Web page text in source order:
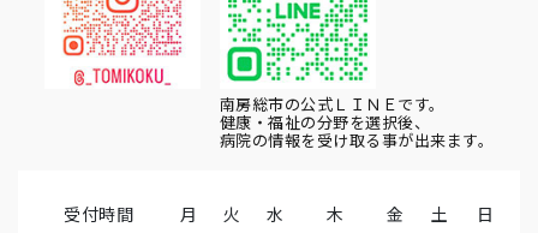
南房総市の公式ＬＩＮＥです。
健康・福祉の分野を選択後、
病院の情報を受け取る事が出来ます。
受付時間 月 火 水 木 金 土 日